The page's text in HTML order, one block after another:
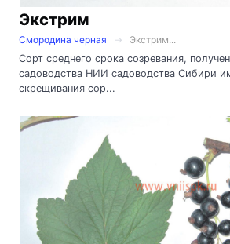
Экстрим
Смородина черная
Экстрим...
Сорт среднего срока созревания,
садоводства НИИ садоводства Сибири
скрещивания сор...